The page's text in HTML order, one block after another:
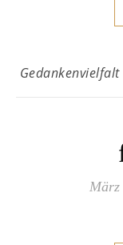
Gedankenvielfalt
März